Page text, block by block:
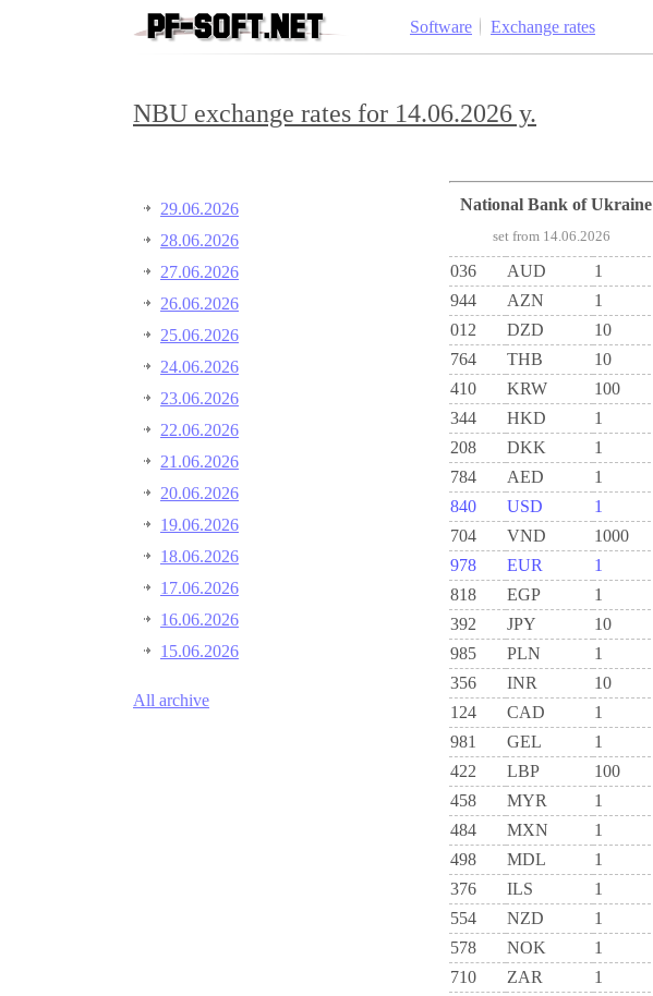
Software Exchange rates
NBU exchange rates for 14.06.2026 y.
29.06.2026
28.06.2026
27.06.2026
26.06.2026
25.06.2026
24.06.2026
23.06.2026
22.06.2026
21.06.2026
20.06.2026
19.06.2026
18.06.2026
17.06.2026
16.06.2026
15.06.2026
All archive
National Bank of Ukraine
set from 14.06.2026
036 AUD 1
944
AZN 1
012
DZD 10
764
THB 10
410
KRW 100
344
HKD 1
208
DKK 1
784
AED 1
840
USD 1
704
VND 1000
978
EUR 1
818
EGP 1
392
JPY 10
985
PLN 1
356
INR 10
124
CAD 1
981
GEL 1
422
LBP 100
458
MYR 1
484
MXN 1
498
MDL 1
376
ILS 1
554
NZD 1
578
NOK 1
710
ZAR 1